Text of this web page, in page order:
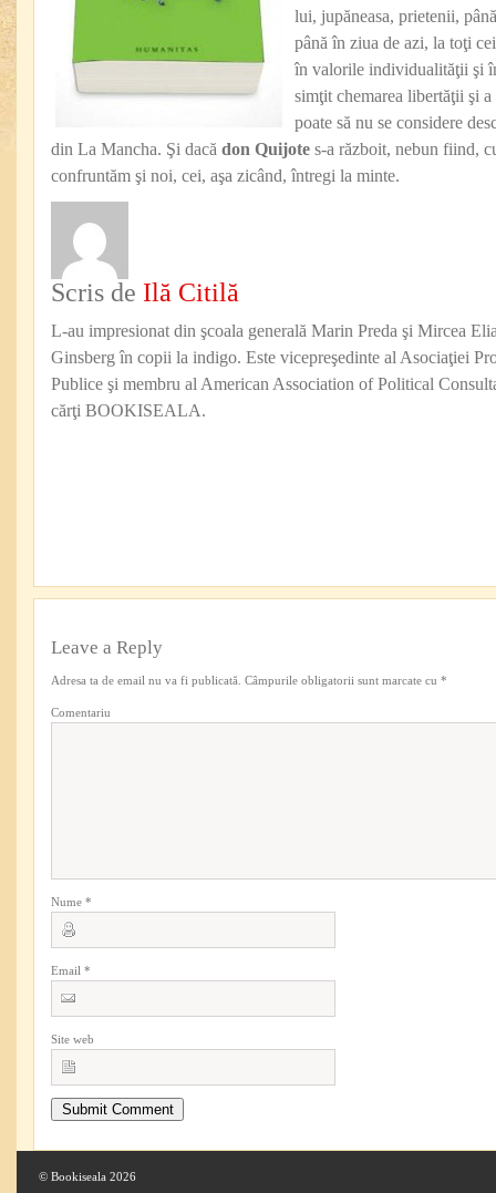
lui, jupăneasa, prietenii,
până în ziua de azi, la toţi
în valorile individualităţii şi
simţit chemarea libertăţii şi
poate să nu se considere
din La Mancha. Şi dacă don Quijote s-a războit, nebun fiind,
confruntăm şi noi, cei, aşa zicând, întregi la minte.
Scris de Ilă Citilă
L-au impresionat din şcoala generală Marin Preda şi Mircea
Ginsberg în copii la indigo. Este vicepreşedinte al Asociaţiei
Publice şi membru al American Association of Political
cărţi BOOKISEALA.
Leave a Reply
Adresa ta de email nu va fi publicată. Câmpurile obligatorii sunt marcate cu *
Comentariu
Nume *
Email *
Site web
© Bookiseala 2026